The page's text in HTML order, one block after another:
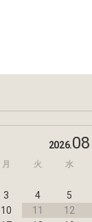
2026.08
月 火 水
3 4 5
10 11 12